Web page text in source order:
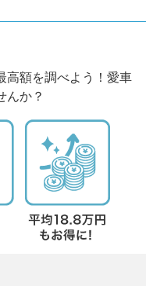
高額を調べよう！愛車
んか？